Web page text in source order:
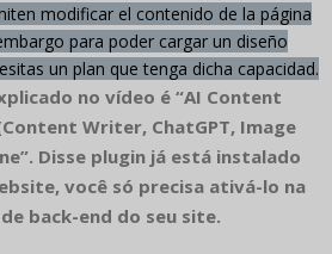
modificar el contenido de la página
para poder cargar un diseño
un plan que tenga dicha capacidad.
no vídeo é “AI Content
Writer, ChatGPT, Image
Disse plugin já está instalado
você só precisa ativá-lo na
back-end do seu site.